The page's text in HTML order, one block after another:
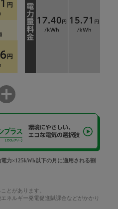
力×125kWh以下の月に適用される割
とがあります。
ネルギー発電促進賦課金などがかかり